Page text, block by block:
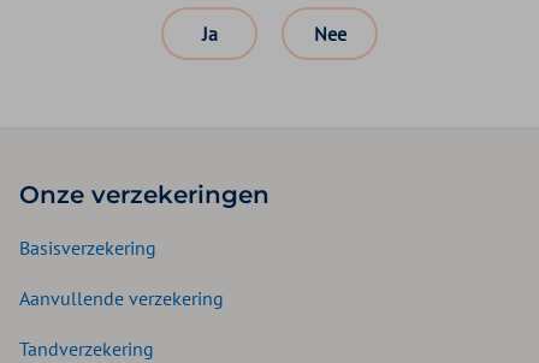
Ja Nee
Onze verzekeringen
Basisverzekering
Aanvullende verzekering
Tandverzekering